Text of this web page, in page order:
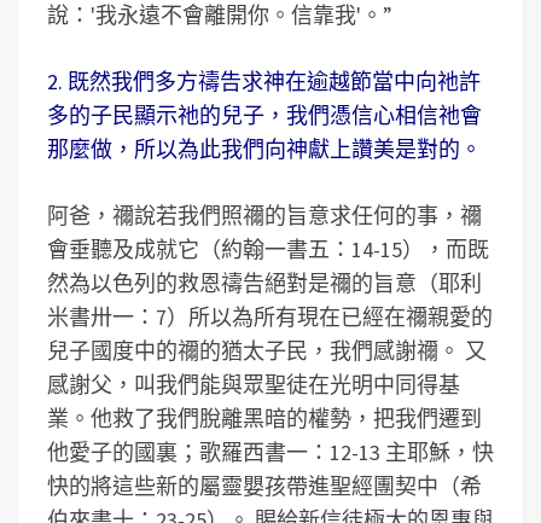
說：'我永遠不會離開你。信靠我'。”
2. 既然我們多方禱告求神在逾越節當中向祂許
多的子民顯示祂的兒子，我們憑信心相信祂會
那麼做，所以為此我們向神獻上讚美是對的。
阿爸，禰說若我們照禰的旨意求任何的事，禰
會垂聽及成就它（約翰一書五：14-15），而既
然為以色列的救恩禱告絕對是禰的旨意（耶利
米書卅一：7）所以為所有現在已經在禰親愛的
兒子國度中的禰的猶太子民，我們感謝禰。 又
感謝父，叫我們能與眾聖徒在光明中同得基
業。他救了我們脫離黑暗的權勢，把我們遷到
他愛子的國裏；歌羅西書一：12-13 主耶穌，快
快的將這些新的屬靈嬰孩帶進聖經團契中（希